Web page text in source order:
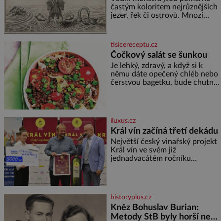
častým koloritem nejrůznějších
jezer, řek či ostrovů. Mnozí
přitáhnout k němu pozornost
záhadám nakloněných turi
tisicereceptu.cz
Čočkový salát se šunkou
Je lehký, zdravý, a když si k
němu dáte opečený chléb nebo
čerstvou bagetku, bude chutnat
cibule 2 lžíce
iluxus.cz
Král vín začíná třetí dekádu
Největší český vinařský projekt
Král vín ve svém již
jednadvacátém ročníku
historyplus.cz
Kněz Bohuslav Burian:
Metody StB byly horší než